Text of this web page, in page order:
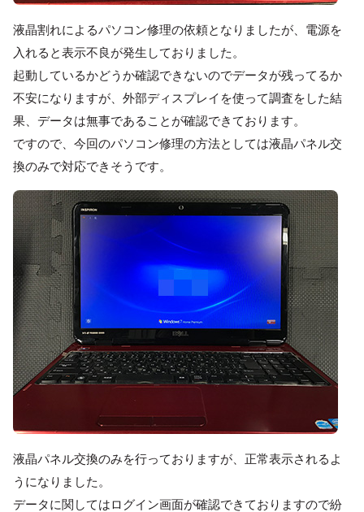
液晶割れによるパソコン修理の依頼となりましたが、電源を
入れると表示不良が発生しておりました。
起動しているかどうか確認できないのでデータが残ってるか
不安になりますが、外部ディスプレイを使って調査をした結
果、データは無事であることが確認できております。
ですので、今回のパソコン修理の方法としては液晶パネル交
換のみで対応できそうです。
液晶パネル交換のみを行っておりますが、正常表示されるよ
うになりました。
データに関してはログイン画面が確認できておりますので紛